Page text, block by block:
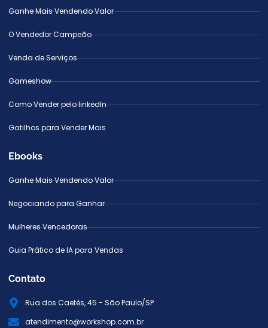
Ganhe Mais Vendendo Valor
O Vendedor Campeão
Venda de Serviços
Gameshow
Como Vender pelo linkedIn
Gatilhos para Vender Mais
Ebooks
Ganhe Mais Vendendo Valor
Negociando para Ganhar
Mulheres Vencedoras
Guia Prático de IA para Vendas
Contato
Rua dos Caetés, 45 - São Paulo/SP
atendimento@workshop.com.br